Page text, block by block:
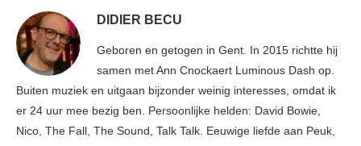
DIDIER BECU
Geboren en getogen in Gent. In 2015 richtte hij
samen met Ann Cnockaert Luminous Dash op.
Buiten muziek en uitgaan bijzonder weinig interesses, omdat ik
er 24 uur mee bezig ben. Persoonlijke helden: David Bowie,
Nico, The Fall, The Sound, Talk Talk. Eeuwige liefde aan Peuk,